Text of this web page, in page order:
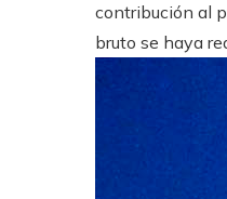
contribución al
bruto se haya